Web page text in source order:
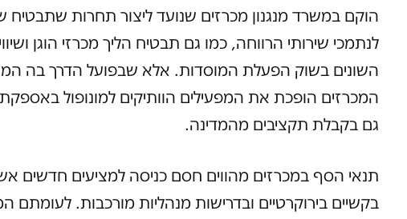
הוקם במשרד מנגנון מכרזים שנועד ליצור תחרות שתבטיח
לנתמכי שירותי הרווחה, כמו גם תבטיח הליך מכרזי הוגן
השונים בשוק הפעלת המוסדות. אלא שבפועל הדרך בה
המכרזים הופכת את המפעילים הוותיקים למונופול
גם בקבלת תקציבים מהמדינה.
תנאי הסף במכרזים מהווים חסם כניסה למציעים חדשים
בקשיים בירוקרטיים ובדרישות מנהליות מורכבות. לעומתם